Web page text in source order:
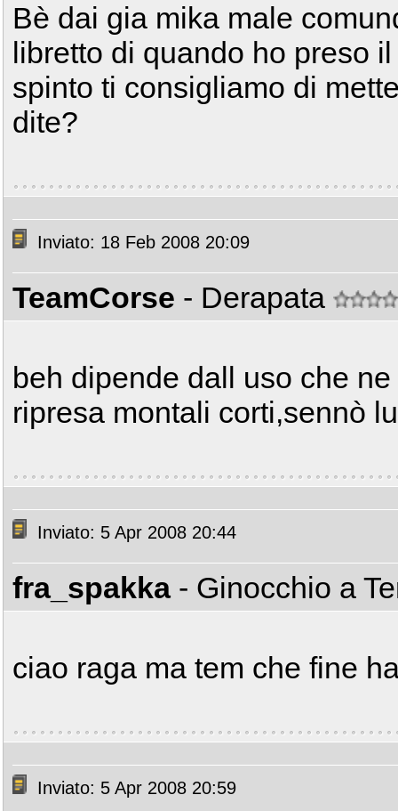
Bè dai gia mika male
libretto di quando ho preso
spinto ti consigliamo di
dite?
Inviato: 18 Feb 2008 20:09
TeamCorse - Derapata
beh dipende dall uso che
ripresa montali corti,sennò
Inviato: 5 Apr 2008 20:44
fra_spakka - Ginocchio a
ciao raga ma tem che fine
Inviato: 5 Apr 2008 20:59